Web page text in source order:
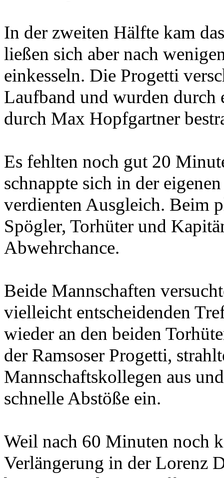
In der zweiten Hälfte kam
ließen sich aber nach
einkesseln. Die Progetti
Laufband und wurden
durch Max Hopfgartner
Es fehlten noch gut 20
schnappte sich in der
verdienten Ausgleich. Beim
Spögler, Torhüter und
Abwehrchance.
Beide Mannschaften
vielleicht entscheidenden
wieder an den beiden
der Ramsoser Progetti,
Mannschaftskollegen aus
schnelle Abstöße ein.
Weil nach 60 Minuten noch
Verlängerung in der Lorenz